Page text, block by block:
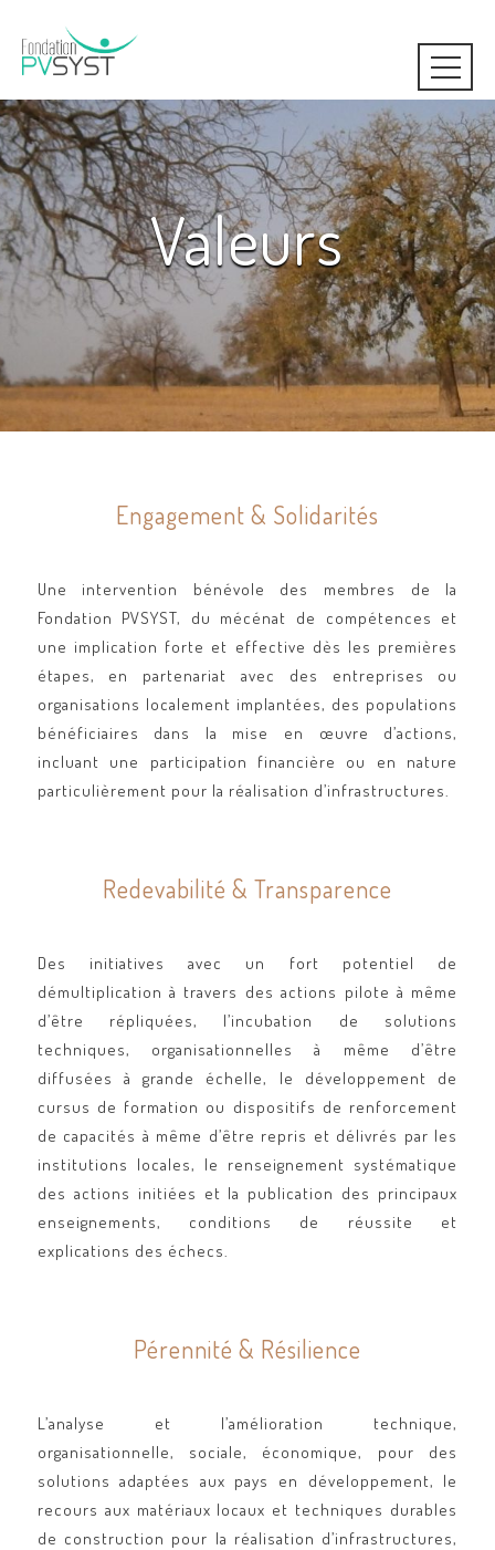
Valeurs
Engagement & Solidarités
Une intervention bénévole des membres de la
Fondation PVSYST, du mécénat de compétences et
une implication forte et effective dès les premières
étapes, en partenariat avec des entreprises ou
organisations localement implantées, des populations
bénéficiaires dans la mise en œuvre d’actions,
incluant une participation financière ou en nature
particulièrement pour la réalisation d’infrastructures.
Redevabilité & Transparence
Des initiatives avec un fort potentiel de
démultiplication à travers des actions pilote à même
d’être répliquées, l’incubation de solutions
techniques, organisationnelles à même d’être
diffusées à grande échelle, le développement de
cursus de formation ou dispositifs de renforcement
de capacités à même d’être repris et délivrés par les
institutions locales, le renseignement systématique
des actions initiées et la publication des principaux
enseignements, conditions de réussite et
explications des échecs.
Pérennité & Résilience
L’analyse et l’amélioration technique,
organisationnelle, sociale, économique, pour des
solutions adaptées aux pays en développement, le
recours aux matériaux locaux et techniques durables
de construction pour la réalisation d’infrastructures,